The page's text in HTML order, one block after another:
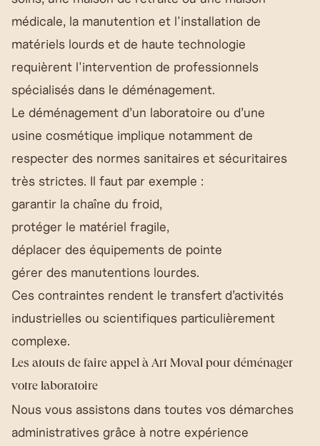
médicale, la manutention et l'installation de
matériels lourds et de haute technologie
requièrent l'intervention de professionnels
spécialisés dans le déménagement.
Le déménagement d’un laboratoire ou d’une
usine cosmétique implique notamment de
respecter des normes sanitaires et sécuritaires
très strictes. Il faut par exemple :
garantir la chaîne du froid,
protéger le matériel fragile,
déplacer des équipements de pointe
gérer des manutentions lourdes.
Ces contraintes rendent le transfert d’activités
industrielles ou scientifiques particulièrement
complexe.
Les atouts de faire appel à Art Moval pour déménager
votre laboratoire
Nous vous assistons dans toutes vos démarches
administratives grâce à notre expérience